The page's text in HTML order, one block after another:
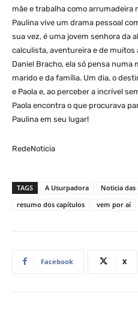
mãe e trabalha como arrumadeira
Paulina vive um drama pessoal
sua vez, é uma jovem senhora da
calculista, aventureira e de muitos
Daniel Bracho, ela só pensa numa
marido e da família. Um dia, o
e Paola e, ao perceber a incrível
Paola encontra o que procurava
Paulina em seu lugar!
RedeNoticia
TAGS A Usurpadora
Noticia das
resumo dos capítulos
vem por aí
Facebook X